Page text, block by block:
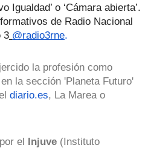
Igualdad’ o ‘Cámara abierta’.
de Radio Nacional
3 @radio3rne.
la profesión como
la sección 'Planeta Futuro'
diario.es, La Marea o
el Injuve (Instituto